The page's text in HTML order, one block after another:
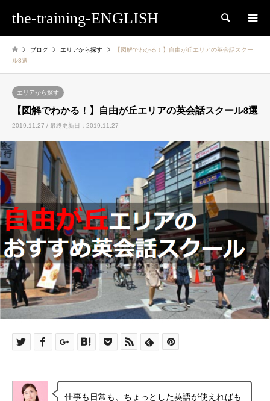
the-training-ENGLISH 検索
ブログ エリアから探す
【図解でわかる！】自由が丘エリアの英会話スクー
ル8選
エリアから探す
【図解でわかる！】自由が丘エリアの英会話スクール8選
2019.11.27 / 最終更新日：2019.11.27
仕事も日常も、ちょっとした英語が使えればも